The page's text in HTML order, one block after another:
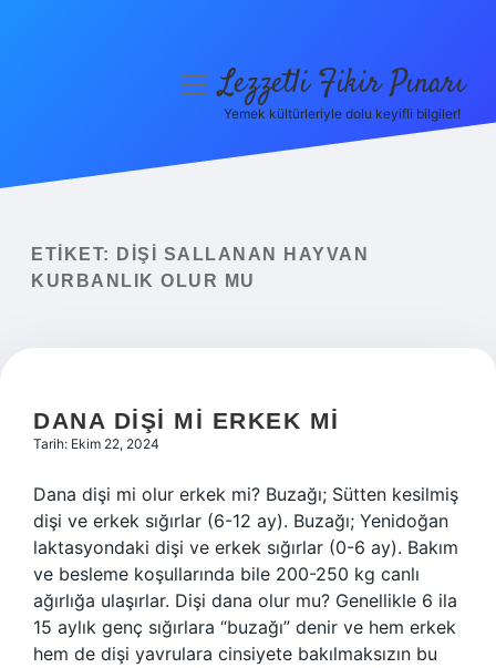
Yasal Uyarı
menüyüLezzetli Fikir Pınarı
Yemek kültürleriyle dolu keyifli bilgiler!
ETIKET:
DIŞI SALLANAN HAYVAN
KURBANLIK OLUR MU
DANA DIŞI MI ERKEK MI
Tarih: Ekim 22, 2024
Dana dişi mi olur erkek mi? Buzağı; Sütten kesilmiş
dişi ve erkek sığırlar (6-12 ay). Buzağı; Yenidoğan
laktasyondaki dişi ve erkek sığırlar (0-6 ay). Bakım
ve besleme koşullarında bile 200-250 kg canlı
ağırlığa ulaşırlar. Dişi dana olur mu? Genellikle 6 ila
15 aylık genç sığırlara “buzağı” denir ve hem erkek
hem de dişi yavrulara cinsiyete bakılmaksızın bu